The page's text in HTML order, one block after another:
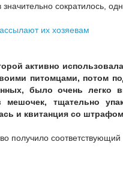
сократилось,
активно
питомцами, потом
было очень легко
тщательно
и квитанция со
получило соответствующий